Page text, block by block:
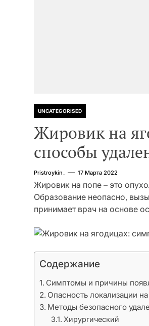
UNCATEGORISED
Жировик на
способы
Pristroykin_ 17 Марта 2022
Жировик на попе – это
Образование неопасно,
принимает врач на основе
Содержание
Симптомы и причины
Опасность локализации
Методы безопасного
Хирургический